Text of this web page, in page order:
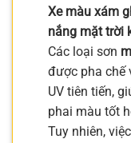
Xe màu xám
nắng mặt trời
Các loại sơn
được pha chế
UV tiên tiến,
phai màu tốt
Tuy nhiên,